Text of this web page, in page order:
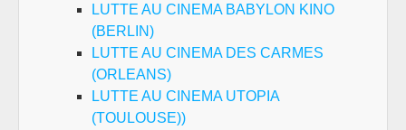
LUTTE AU CINEMA BABYLON KINO
(BERLIN)
LUTTE AU CINEMA DES CARMES
(ORLEANS)
LUTTE AU CINEMA UTOPIA
(TOULOUSE))